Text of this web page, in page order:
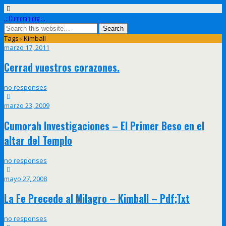
.::Cumorah.org ::.
Tags › Kimball
marzo 17, 2011
Cerrad vuestros corazones.
no responses
marzo 23, 2009
Cumorah Investigaciones – El Primer Beso en el
altar del Templo
no responses
mayo 27, 2008
La Fe Precede al Milagro – Kimball – Pdf;Txt
no responses